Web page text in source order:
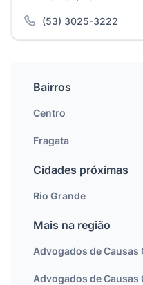
(53) 3025-3222
Bairros
Centro
Fragata
Cidades próximas
Rio Grande
Mais na região
Advogados de Causas
Advogados de Causas